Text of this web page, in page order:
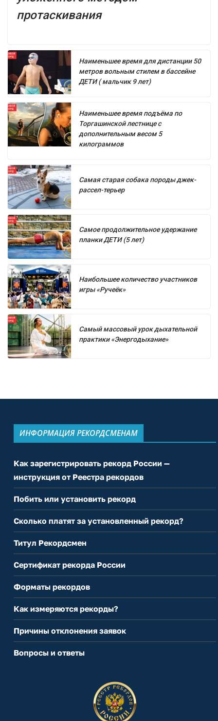
протаскивания
Наименьшее время для дистанции 50
метров вольным стилем в бассейне
ДЕТИ ( мальчик 9 лет)
Наименьшее время подъёма по
Торгашинской лестнице с
дополнительным весом 5
килограммов
Самая старая собака породы джек-
рассел-терьер
Самое продолжительное удержание
планки ДЕТИ (5 лет)
Наибольшее количество участников
игры «Ручеёк»
Самый массовый урок дыхательной
практики «Энергодыхание»
ИНФОРМАЦИЯ РЕКОРДСМЕНАМ
Как зарегистрировать рекорд России —
инструкция от Реестра рекордов
Побить или установить рекорд
Сколько платят за установленный рекорд?
Титул Рекордсмен
Сертификат рекорда России
Форматы рекордов
Как измеряются рекорды?
Причины отклонения заявок
Вопросы и ответы